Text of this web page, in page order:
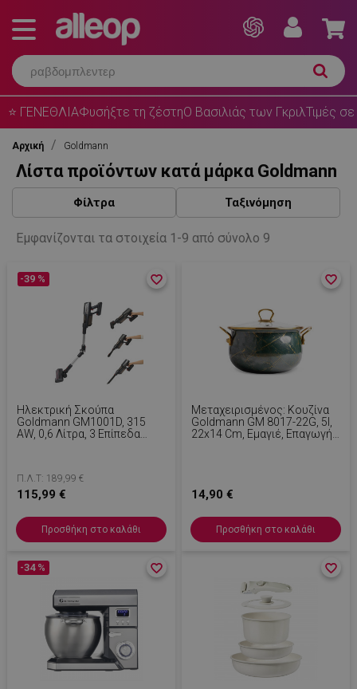
⭐ ΓΕΝΕΘΛΙΑΦυσήξτε τη ζέστηΟ Βασιλιάς των ΓκριλΤιμές σε
Αρχική Goldmann
Λίστα προϊόντων κατά μάρκα Goldmann
Φίλτρα Ταξινόμηση
Εμφανίζονται τα στοιχεία 1-9 από σύνολο 9
Ηλεκτρική Σκούπα
Goldmann GM1001D, 315
AW, 0,6 Λίτρα, 3 Επίπεδα
-39 %
Π.Λ.Τ: 189,99 €
115,99 €
favorite_border
favorite_border
Προσθήκη στο καλάθι
Μεταχειρισμένος: Κουζίνα
Goldmann GM 8017-22G, 5l,
22x14 Cm, Εμαγιέ, Επαγωγή,
14,90 €
favorite_border
favorite_border
Προσθήκη στο καλάθι
-34 % favorite_border
favorite_border favorite_border
favorite_border